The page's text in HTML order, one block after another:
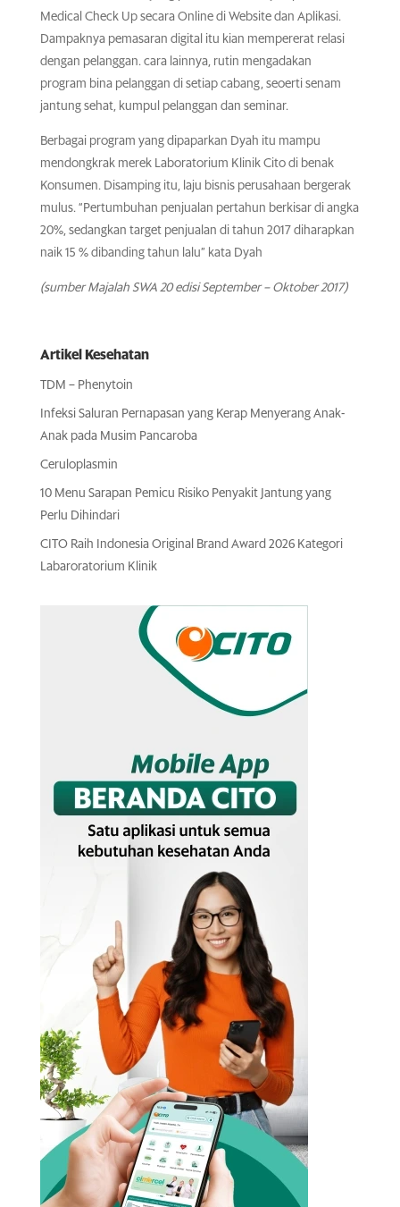
Medical Check Up secara Online di Website dan Aplikasi.
Dampaknya pemasaran digital itu kian mempererat relasi
dengan pelanggan. cara lainnya, rutin mengadakan
program bina pelanggan di setiap cabang, seoerti senam
jantung sehat, kumpul pelanggan dan seminar.
Berbagai program yang dipaparkan Dyah itu mampu
mendongkrak merek Laboratorium Klinik Cito di benak
Konsumen. Disamping itu, laju bisnis perusahaan bergerak
mulus. “Pertumbuhan penjualan pertahun berkisar di angka
20%, sedangkan target penjualan di tahun 2017 diharapkan
naik 15 % dibanding tahun lalu” kata Dyah
(sumber Majalah SWA 20 edisi September – Oktober 2017)
Artikel Kesehatan
TDM – Phenytoin
Infeksi Saluran Pernapasan yang Kerap Menyerang Anak-
Anak pada Musim Pancaroba
Ceruloplasmin
10 Menu Sarapan Pemicu Risiko Penyakit Jantung yang
Perlu Dihindari
CITO Raih Indonesia Original Brand Award 2026 Kategori
Labaroratorium Klinik